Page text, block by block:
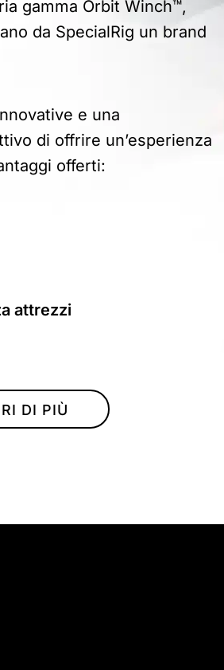
gamma Orbit Winch™,
da SpecialRig un brand
e una
di offrire un’esperienza
offerti:
attrezzi
DI PIÙ